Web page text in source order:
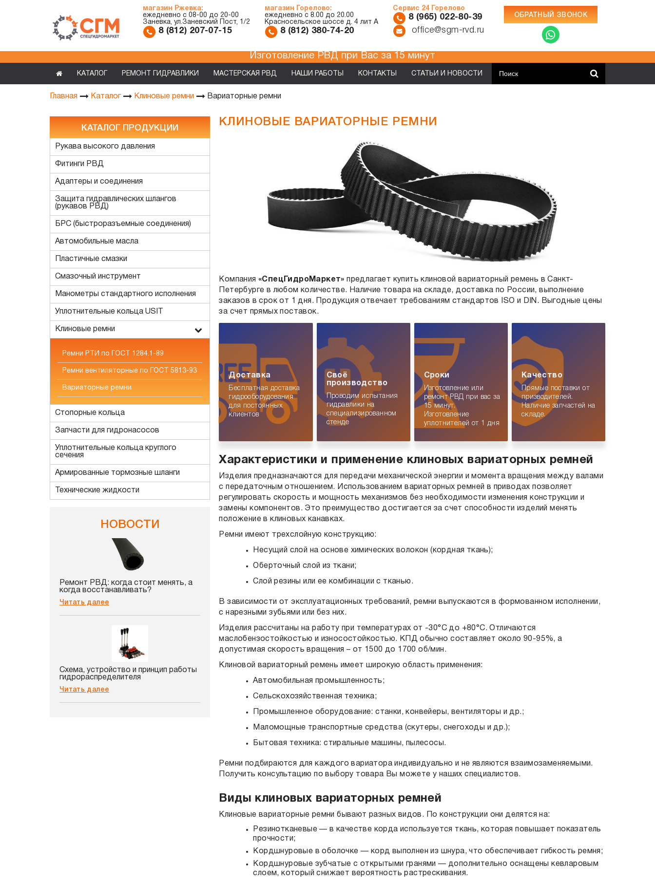
магазин Ржевка:
ежедневно с 08-00 до 20-00
Заневка, ул.Заневский Пост, 1/2
8 (812) 207-07-15
магазин Горелово:
ежедневно с 8.00 до 20.00
Красносельское шоссе д. 4 лит А
8 (812) 380-74-20
Сервис 24 Горелово
8 (965) 022-80-39
office@sgm-rvd.ru
ОБРАТНЫЙ ЗВОНОК
Изготовление РВД при Вас за 15 минут
КАТАЛОГ РЕМОНТ ГИДРАВЛИКИ МАСТЕРСКАЯ РВД НАШИ РАБОТЫ КОНТАКТЫ СТАТЬИ И НОВОСТИ
Главная Каталог Клиновые ремни Вариаторные ремни
КАТАЛОГ ПРОДУКЦИИ
Рукава высокого давления
Фитинги РВД
Адаптеры и соединения
Защита гидравлических шлангов
(рукавов РВД)
БРС (быстроразъемные соединения)
Автомобильные масла
Пластичные смазки
Смазочный инструмент
Манометры стандартного исполнения
Уплотнительные кольца USIT
Клиновые ремни
Ремни РТИ по ГОСТ 1284.1-89
Ремни вентиляторные по ГОСТ 5813-93
Вариаторные ремни
Стопорные кольца
Запчасти для гидронасосов
Уплотнительные кольца круглого
сечения
Армированные тормозные шланги
Технические жидкости
НОВОСТИ
Ремонт РВД: когда стоит менять, а
когда восстанавливать?
Читать далее
Схема, устройство и принцип работы
гидрораспределителя
Читать далее
КЛИНОВЫЕ ВАРИАТОРНЫЕ РЕМНИ
Компания «СпецГидроМаркет» предлагает купить клиновой вариаторный ремень в Санкт-
Петербурге в любом количестве. Наличие товара на складе, доставка по России, выполнение
заказов в срок от 1 дня. Продукция отвечает требованиям стандартов ISO и DIN. Выгодные цены
за счет прямых поставок.
Доставка
Бесплатная доставка
гидрооборудования
для постоянных
клиентов
Своё
производство
Проводим испытания
гидравлики на
специализированном
стенде
Сроки
Изготовление или
ремонт РВД при вас за
15 минут.
Изготовление
уплотнителей от 1 дня
Качество
Прямые поставки от
призводителей.
Наличие запчастей на
складе.
Характеристики и применение клиновых вариаторных ремней
Изделия предназначаются для передачи механической энергии и момента вращения между валами
с передаточным отношением. Использованием вариаторных ремней в приводах позволяет
регулировать скорость и мощность механизмов без необходимости изменения конструкции и
замены компонентов. Это преимущество достигается за счет способности изделий менять
положение в клиновых канавках.
Ремни имеют трехслойную конструкцию:
Несущий слой на основе химических волокон (кордная ткань);
Оберточный слой из ткани;
Слой резины или ее комбинации с тканью.
В зависимости от эксплуатационных требований, ремни выпускаются в формованном исполнении,
с нарезными зубьями или без них.
Изделия рассчитаны на работу при температурах от -30°C до +80°C. Отличаются
маслобензостойкостью и износостойкостью. КПД обычно составляет около 90-95%, а
допустимая скорость вращения – от 1500 до 1700 об/мин.
Клиновой вариаторный ремень имеет широкую область применения:
Автомобильная промышленность;
Сельскохозяйственная техника;
Промышленное оборудование: станки, конвейеры, вентиляторы и др.;
Маломощные транспортные средства (скутеры, снегоходы и др.);
Бытовая техника: стиральные машины, пылесосы.
Ремни подбираются для каждого вариатора индивидуально и не являются взаимозаменяемыми.
Получить консультацию по выбору товара Вы можете у наших специалистов.
Виды клиновых вариаторных ремней
Клиновые вариаторные ремни бывают разных видов. По конструкции они делятся на:
Резинотканевые — в качестве корда используется ткань, которая повышает показатель
прочности;
Кордшнуровые в оболочке — корд выполнен из шнура, что обеспечивает гибкость ремня;
Кордшнуровые зубчатые с открытыми гранями — дополнительно оснащены кевларовым
слоем, который снижает вероятность растрескивания.